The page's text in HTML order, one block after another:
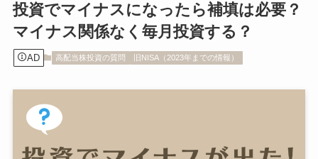
投資でマイナスになったら補填は必要？
マイナス関係なく毎月投資する？
AD 高配当株投資の質問 旧NISA（2023年までの情報）